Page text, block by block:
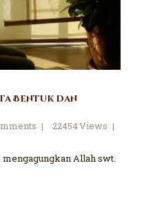
Bentuk dan
22454Views
Allah swt.